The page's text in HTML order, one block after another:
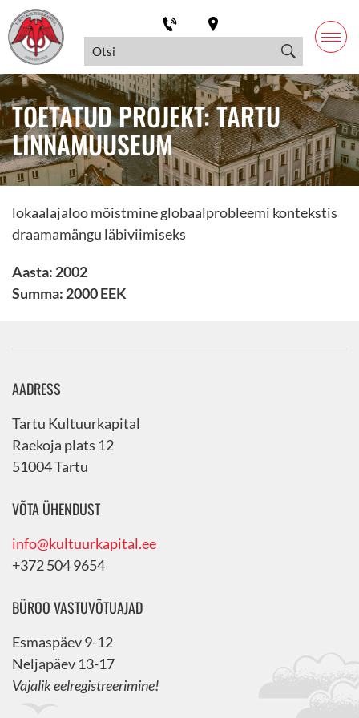
TOETATUD PROJEKT: TARTU
LINNAMUUSEUM
lokaalajaloo mõistmine globaalprobleemi kontekstis
draamamängu läbiviimiseks
Aasta: 2002
Summa: 2000 EEK
AADRESS
Tartu Kultuurkapital
Raekoja plats 12
51004 Tartu
VÕTA ÜHENDUST
info@kultuurkapital.ee
+372 504 9654
BÜROO VASTUVÕTUAJAD
Esmaspäev 9-12
Neljapäev 13-17
Vajalik eelregistreerimine!